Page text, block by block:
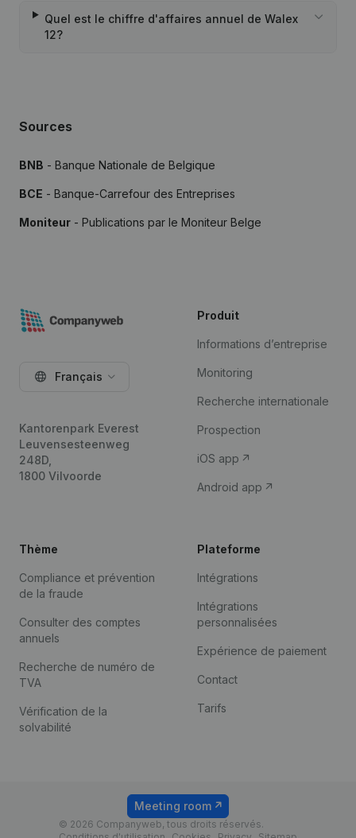
Quel est le chiffre d'affaires annuel de Walex
12?
Sources
BNB - Banque Nationale de Belgique
BCE - Banque-Carrefour des Entreprises
Moniteur - Publications par le Moniteur Belge
Français
Kantorenpark Everest
Leuvensesteenweg
248D,
1800 Vilvoorde
Produit
Informations d’entreprise
Monitoring
Recherche internationale
Prospection
iOS app
Android app
Thème
Compliance et prévention
de la fraude
Consulter des comptes
annuels
Recherche de numéro de
TVA
Vérification de la
solvabilité
Plateforme
Intégrations
Intégrations
personnalisées
Expérience de paiement
Contact
Tarifs
© 2026 Companyweb, tous droits réservés.
Meeting room